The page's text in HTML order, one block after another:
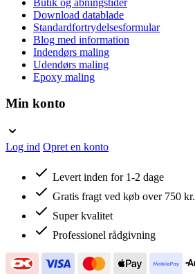
Download datablade
Standardfortrydelsesformular
Blog med information
Indendørs maling
Udendørs maling
Epoxy maling
Min konto
Log ind Opret en konto
Levert inden for 1-2 dage
Gratis fragt ved køb over 750 kr.
Super kvalitet
Professionel rådgivning